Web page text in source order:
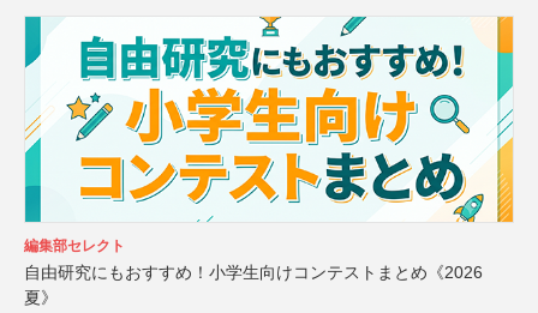
編集部セレクト
自由研究にもおすすめ！小学生向けコンテストまとめ《2026
夏》